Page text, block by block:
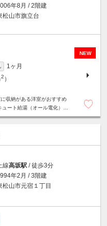
年8月 / 2階建
松山市旗立台
NEW
1ヶ月
2 ）
収納がある洋室がおすすめ
ート給湯（オール電化）◆
線高坂駅 / 徒歩3分
年2月 / 3階建
松山市元宿１丁目